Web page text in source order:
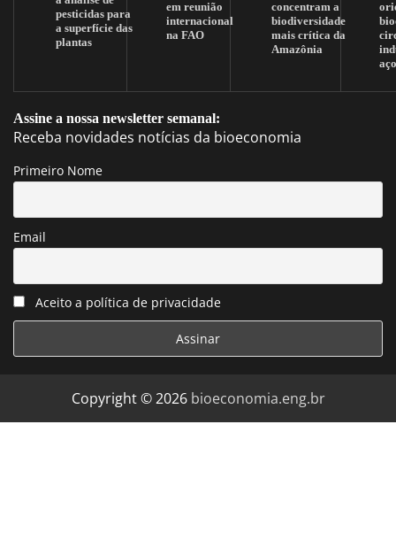
pesticidas para
a superfície das
plantas
em reunião
internacional
na FAO
concentram a
biodiversidade
mais crítica da
Amazônia
Assine a nossa newsletter semanal:
Receba novidades notícias da bioeconomia
Primeiro Nome
Email
Aceito a política de privacidade
Copyright © 2026 bioeconomia.eng.br